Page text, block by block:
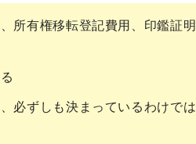
所有権移転登記費用、印鑑証明
必ずしも決まっているわけでは